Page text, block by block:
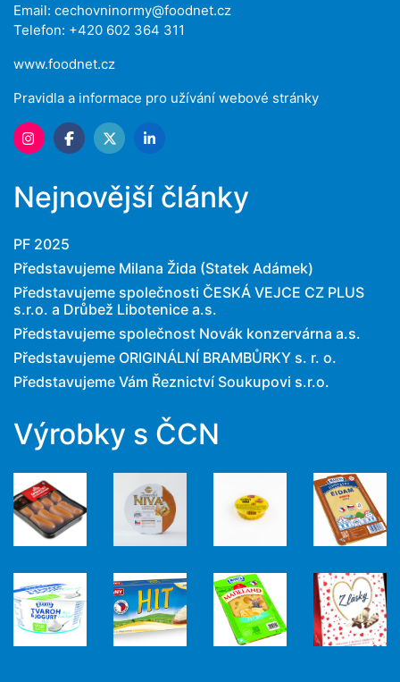
Email: cechovninormy@foodnet.cz
Telefon: +420 602 364 311
www.foodnet.cz
Pravidla a informace pro užívání webové stránky
Nejnovější články
PF 2025
Představujeme Milana Žida (Statek Adámek)
Představujeme společnosti ČESKÁ VEJCE CZ PLUS
s.r.o. a Drůbež Libotenice a.s.
Představujeme společnost Novák konzervárna a.s.
Představujeme ORIGINÁLNÍ BRAMBŮRKY s. r. o.
Představujeme Vám Řeznictví Soukupovi s.r.o.
Výrobky s ČCN